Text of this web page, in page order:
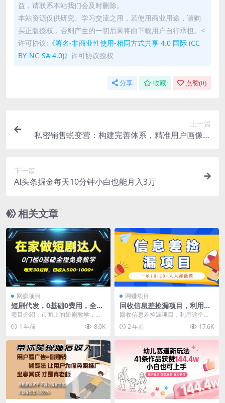
益，请联系本站我们会及时删除。
本站资源仅供研究、学习交流之用，若使用商业用途，请购
买正版授权，否则产生的一切后果将由下载用户自行承担。<
许可协议: 《署名-非商业性使用-相同方式共享 4.0 国际 (CC
BY-NC-SA 4.0)》 许可协议授权
分享 收藏 点赞(0)
上一篇
私密销售蜕变营：构建完善体系，精准用户画像，
下一篇
AI头条掘金每天10分钟小白也能月入3万
相关文章
网赚项目
短剧代发，0基础0费用，全程
免费教学，日入500-1000+
项目介绍：市面上的短剧教学，基
本都要599，899甚至上千，我们这
个模式全程免费...
1 年前 8.0K
网赚项目
回收信息差捡漏项目，利用这
个玩法一单10-20+。用心做一
天300！
回收信息差捡漏项目，利用这个玩
法一单10-20+。用心做一天300！
今天给大家...
2 年前 17.6K